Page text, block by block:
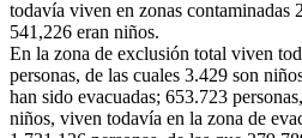
todavía viven en zonas contaminadas
541,226 eran niños.
En la zona de exclusión total viven
personas, de las cuales 3.429 son
han sido evacuadas; 653.723
niños, viven todavía en la zona de